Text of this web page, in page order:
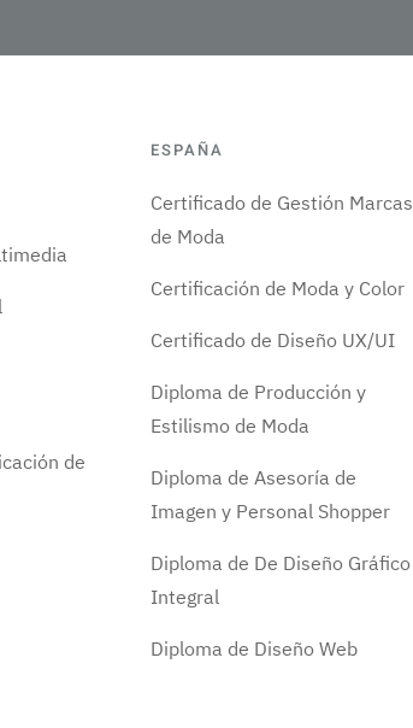
de
ESPAÑA
Certificado de Gestión Marcas
de Moda
Certificación de Moda y Color
Certificado de Diseño UX/UI
Diploma de Producción y
Estilismo de Moda
Diploma de Asesoría de
Imagen y Personal Shopper
Diploma de De Diseño Gráfico
Integral
Diploma de Diseño Web